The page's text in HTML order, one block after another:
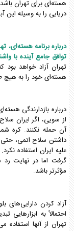
هسته‌ای برای تهران
دریایی را به وسیله این
درباره برنامه هسته‌ای،
توافق جامع آینده با
تهران آزاد خواهد بود
هسته‌ای خود را به هیچ
درباره بازدارندگی
از سویی، اگر ایران
آن حمله نکنند. کره
داشتن سلاح اتمی، حتی
علیه ایران استفاده
گرفت اما در نهایت رد
مؤثرتر باشد.
آزاد کردن دارایی‌های
احتمالاً به ابزارهایی
تهران از آنها